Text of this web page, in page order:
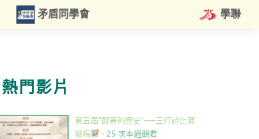
矛盾同學會 學聯
熱門影片
第五屆”醒著的歷史”——三行詩比賽
徵稿
- 25 次本週觀看